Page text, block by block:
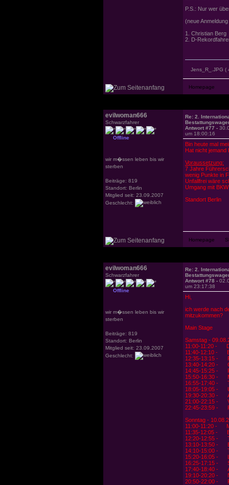
P.S.: Nur wer
(neue
1. Christian Berg
2. D-
Jens_R_.JPG (
evilwoman666
Schwarzfahrer
Offline
wir m�ssen leben bis wir
sterben
Beiträge: 819
Standort: Berlin
Mitglied seit: 23.09.2007
Geschlecht:
Re: 2.
Antwort #77 -
um 18:00:16
Bin heute mal
Hat nicht
Voraussetzung:
7 Jahre
wenig Punkte in
Unfallfrei wäre
Umgang mit
Standort Berlin
evilwoman666
Schwarzfahrer
Offline
wir m�ssen leben bis wir
sterben
Beiträge: 819
Standort: Berlin
Mitglied seit: 23.09.2007
Geschlecht:
Re: 2.
Antwort #78 -
um 23:17:38
Hi,
ich werde nach
mitzukommen?
Main Stage
Samstag -
11:00-11:20 -
11:40-12:10 -
12:35-13:15 -
13:40-14:20 -
14:45-15:25 -
15:50-16:30 -
16:55-17:40 -
18:05-19:05 -
19:30-20:30 -
21:00-22:15 -
22:45-23:59 -
Sonntag -
11:00-11:20 -
11:35-12:05 -
12:20-12:55 -
13:10-13:50 -
14:10-15:00 -
15:20-16:05 -
16:25-17:15 -
17:40-18:40 -
19:10-20:20 -
20:50-22:00 -